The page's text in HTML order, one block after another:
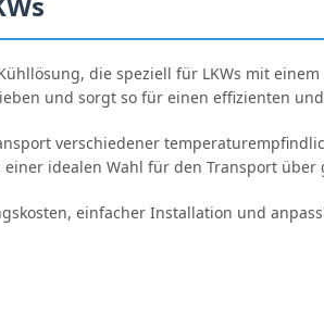
die speziell für LKWs mit
und sorgt so für einen effizienten
verschiedener
idealen Wahl für den Transport
einfacher Installation und